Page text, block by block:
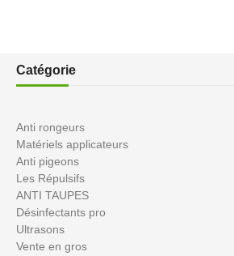
Catégorie
Anti rongeurs
Matériels applicateurs
Anti pigeons
Les Répulsifs
ANTI TAUPES
Désinfectants pro
Ultrasons
Vente en gros